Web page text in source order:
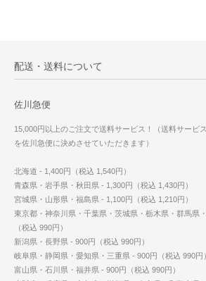
配送・送料について
佐川急便
15,000円以上のご注文で送料サービス！（送料サービ
を佐川急便に決めさせていただきます）
北海道 - 1,400円（税込 1,540円）
青森県・岩手県・秋田県 - 1,300円（税込 1,430円）
宮城県・山形県・福島県 - 1,100円（税込 1,210円）
東京都・神奈川県・千葉県・茨城県・栃木県・群馬県
（税込 990円）
新潟県・長野県 - 900円（税込 990円）
岐阜県・静岡県・愛知県・三重県 - 900円（税込 990円）
富山県・石川県・福井県 - 900円（税込 990円）